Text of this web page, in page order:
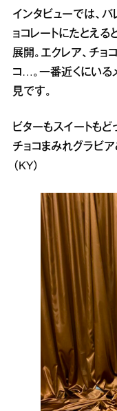
インタビューでは、
ョコレートにたとえる
展開。エクレア、チョ
コ…。一番近くにい
見です。
ビターもスイートも
チョコまみれグラビア
（KY）